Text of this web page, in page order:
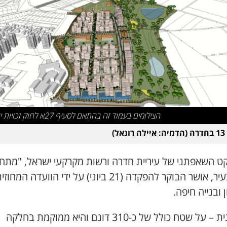
הצילומים בעמוד זה בהתאם לסעיף 27א לחוק זכויות יוצרים
השאפתני של עיריית חדרה ורשות מקרקעי ישראל,
13" בעיר, אושר הבוקר להפקדה (21 ביוני) על ידי הוועדה
ובנייה חיפה.
התוכנית – על שטח כולל של כ-310 דונם והיא ממוקמת בחלקה